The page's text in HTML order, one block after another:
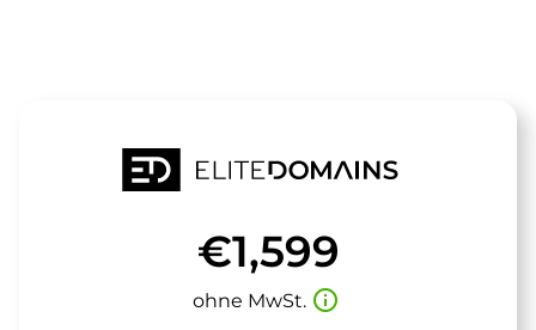
€1,599
ohne MwSt. info_outline